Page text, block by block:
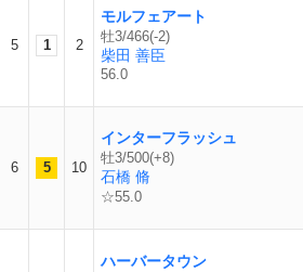
5 1 2
モルフェアート
牡3/466(-2)
柴田 善臣
56.0
6 5 10
インターフラッシュ
牡3/500(+8)
石橋 脩
☆55.0
ハーバータウン